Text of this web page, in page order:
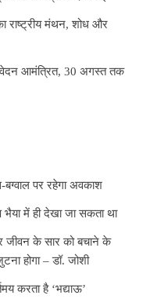
राष्ट्रीय मंथन, शोध और
आमंत्रित, 30 अगस्त तक
बग्वाल पर रहेगा अवकाश
भैया में ही देखा जा सकता था
जीवन के सार को बचाने के
होगा – डॉ. जोशी
करता है ‘भद्याऊ’